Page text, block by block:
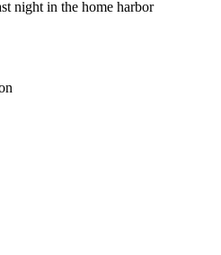
night in the home harbor